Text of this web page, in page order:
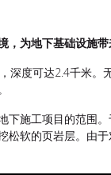
为地下基础设施带
度可达2.4千米
施工项目的范围
软的页岩层。由